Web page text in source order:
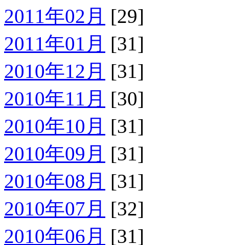
2011年02月 [29]
2011年01月 [31]
2010年12月 [31]
2010年11月 [30]
2010年10月 [31]
2010年09月 [31]
2010年08月 [31]
2010年07月 [32]
2010年06月 [31]